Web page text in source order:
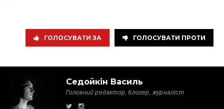
ГОЛОСУВАТИ ЗА ГОЛОСУВАТИ ПРОТИ
Седойкін Василь
Головний редактор, блогер, журналіст